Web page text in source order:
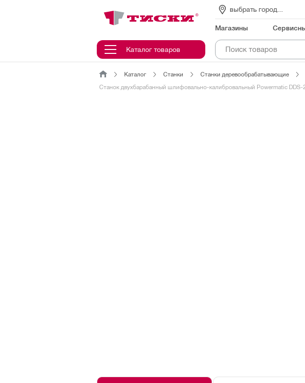
выбрать город...
Магазины
Каталог товаров
Каталог Станки Станки деревообрабатывающие
Станок двухбарабанный шлифовально-калибровальный Powermatic DDS-